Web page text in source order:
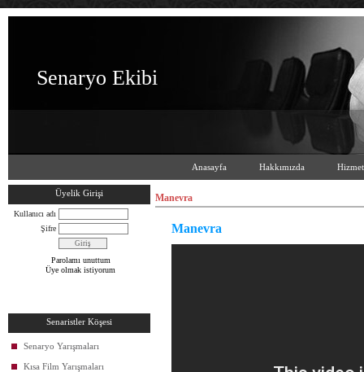
Senaryo Ekibi
Anasayfa Hakkımızda
Üyelik Girişi
Kullanıcı adı
Şifre
Parolamı unuttum
Üye olmak istiyorum
Senaristler Köşesi
Senaryo Yarışmaları
Kısa Film Yarışmaları
Manevra
Manevra